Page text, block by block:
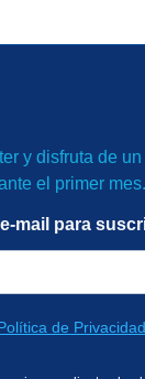
y disfruta de
el primer mes.
mail para
de Privacidad